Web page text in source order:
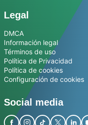
Legal
DMCA
Información legal
Términos de uso
Política de Privacidad
Política de cookies
Configuración de cookies
Social media